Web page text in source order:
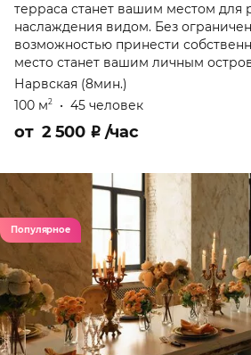
терраса станет вашим местом для
наслаждения видом. Без
возможностью принести
место станет вашим личным
Нарвская (8мин.)
100 м2 • 45 человек
от 2 500 ₽ /час
Популярное